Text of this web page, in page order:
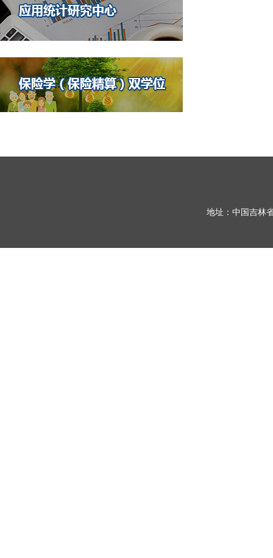
地址：中国吉林